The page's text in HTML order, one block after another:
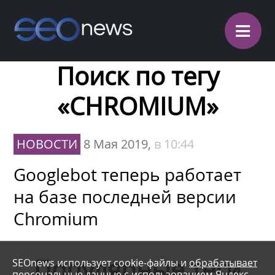
≡
Поиск по тегу
«CHROMIUM»
НОВОСТИ 8 Мая 2019, в 10:44
Googlebot теперь работает
на базе последней версии
Chromium
SEOnews использует cookie-файлы и обрабатывает